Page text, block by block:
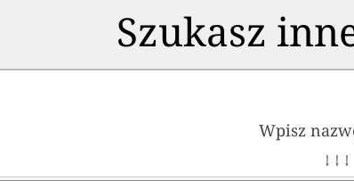
Szukasz
Wpisz
↓ ↓ ↓